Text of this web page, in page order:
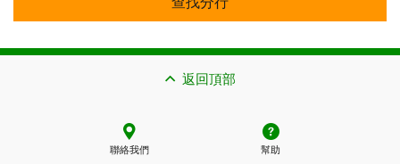
返回頂部
聯絡我們 幫助